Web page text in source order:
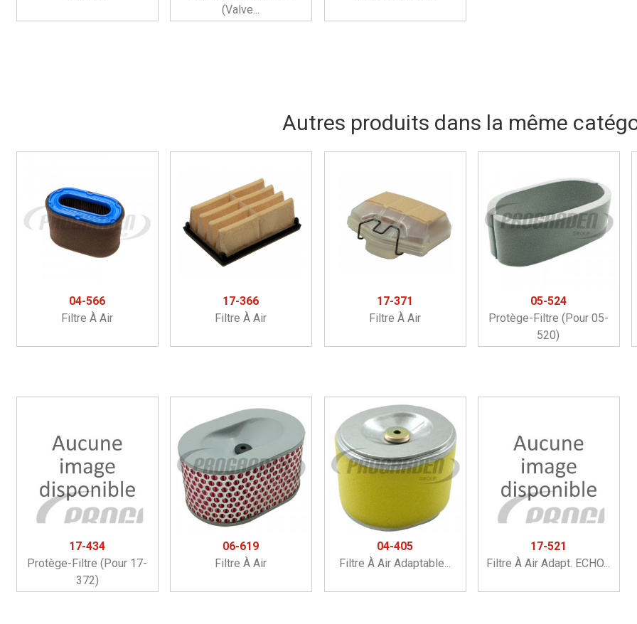
(valve...
Autres produits dans la même
04-566
Filtre À Air
17-366
Filtre À Air
17-371
Filtre À Air
05-524
Protège-Filtre (pour 05-
520)
17-434
Protège-Filtre (pour 17-
372)
06-619
Filtre À Air
04-405
Filtre À Air Adaptable...
17-521
Filtre À Air Adapt. ECHO...